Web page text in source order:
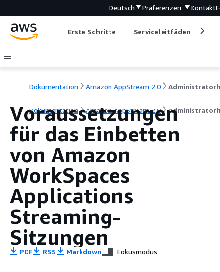
Deutsch Präferenzen Kontakt
Erste Schritte Serviceleitfäden
Dokumentation Amazon AppStream 2.0
Dokumentation Amazon AppStream 2.0
Voraussetzungen
für das Einbetten
von Amazon
WorkSpaces
Applications
Streaming-
Sitzungen
PDF RSS Markdown Fokusmodus